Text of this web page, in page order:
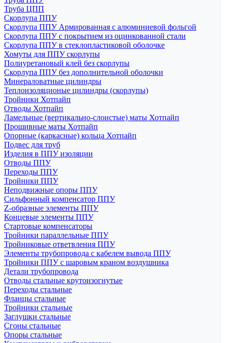
Труба ЦПП
Скорлупа ППУ
Скорлупа ППУ Армированная с алюминиевой фольгой
Скорлупа ППУ с покрытием из оцинкованной стали
Скорлупа ППУ в стеклопластиковой оболочке
Хомуты для ППУ скорлупы
Полиуретановый клей без скорлупы
Скорлупа ППУ без дополнительной оболочки
Минераловатные цилиндры
Теплоизоляционые цилиндры (скорлупы)
Тройники Хотпайп
Отводы Хотпайп
Ламельные (вертикально-слоистые) маты Хотпайп
Прошивные маты Хотпайп
Опорные (каркасные) кольца Хотпайп
Подвес для труб
Изделия в ППУ изоляции
Отводы ППУ
Переходы ППУ
Тройники ППУ
Неподвижные опоры ППУ
Cильфонный компенсатор ППУ
Z-образные элементы ППУ
Концевые элементы ППУ
Стартовые компенсаторы
Тройники параллельные ППУ
Тройниковые ответвления ППУ
Элементы трубопровода с кабелем вывода ППУ
Тройники ППУ с шаровым краном воздушника
Детали трубопровода
Отводы стальные крутоизогнутые
Переходы стальные
Фланцы стальные
Тройники стальные
Заглушки стальные
Сгоны стальные
Опоры стальные